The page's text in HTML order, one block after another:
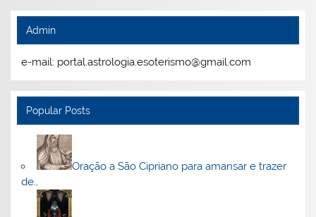
Admin
e-mail: portal.astrologia.esoterismo@gmail.com
Popular Posts
Oração a São Cipriano para amansar e trazer
de…